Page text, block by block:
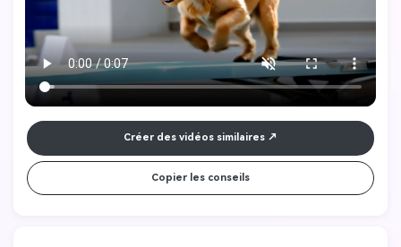
Créer des vidéos similaires
Copier les conseils